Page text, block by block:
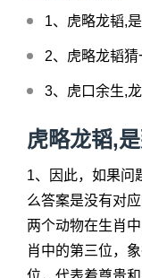
1、 虎略龙韬,
2、 虎略龙韬猜
3、 虎口余生,
虎略龙韬,
1、因此，如果问
么答案是没有对
两个动物在生肖
肖中的第三位，